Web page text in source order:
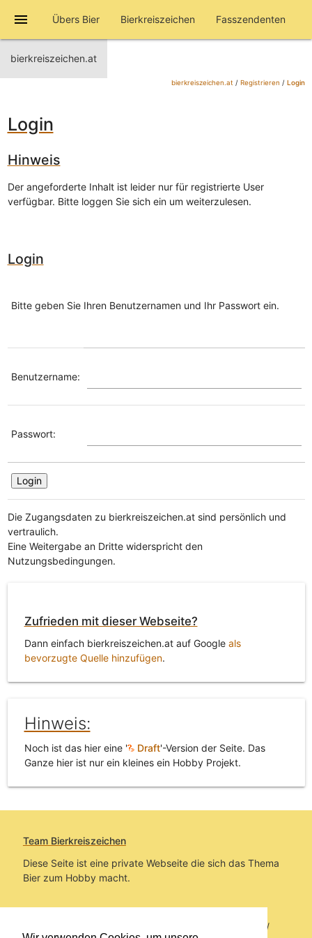
menu Übers Bier Bierkreiszeichen Fasszendenten
bierkreiszeichen.at
bierkreiszeichen.at / Registrieren / Login
Login
Hinweis
Der angeforderte Inhalt ist leider nur für registrierte User
verfügbar. Bitte loggen Sie sich ein um weiterzulesen.
Login
Bitte geben Sie Ihren Benutzernamen und Ihr Passwort ein.
Benutzername:
Passwort:
Die Zugangsdaten zu bierkreiszeichen.at sind persönlich und
vertraulich.
Eine Weitergabe an Dritte widerspricht den
Nutzungsbedingungen.
Zufrieden mit dieser Webseite?
Dann einfach bierkreiszeichen.at auf Google als
bevorzugte Quelle hinzufügen.
Hinweis:
Noch ist das hier eine ' Draft'-Version der Seite. Das
Ganze hier ist nur ein kleines ein Hobby Projekt.
Team Bierkreiszeichen
Diese Seite ist eine private Webseite die sich das Thema
Bier zum Hobby macht.
Sie befinden sich auf https://www.bierkreiszeichen.at/